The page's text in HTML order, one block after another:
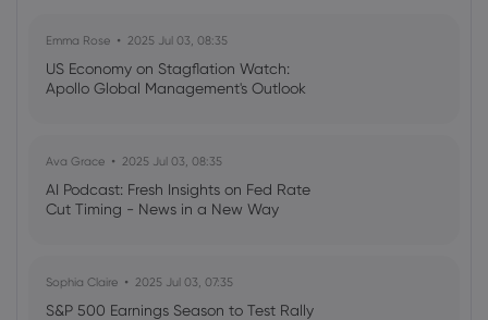
Emma Rose 2025 Jul 03, 08:35
US Economy on Stagflation Watch:
Apollo Global Management's Outlook
Ava Grace 2025 Jul 03, 08:35
AI Podcast: Fresh Insights on Fed Rate
Cut Timing - News in a New Way
Sophia Claire 2025 Jul 03, 07:35
S&P 500 Earnings Season to Test Rally